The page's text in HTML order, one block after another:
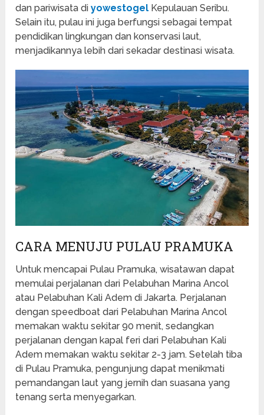
dan pariwisata diyowestogel Kepulauan Seribu.
Selain itu, pulau ini juga berfungsi sebagai tempat
pendidikan lingkungan dan konservasi laut,
menjadikannya lebih dari sekadar destinasi wisata.
CARA MENUJU PULAU PRAMUKA
Untuk mencapai Pulau Pramuka, wisatawan dapat
memulai perjalanan dari Pelabuhan Marina Ancol
atau Pelabuhan Kali Adem di Jakarta. Perjalanan
dengan speedboat dari Pelabuhan Marina Ancol
memakan waktu sekitar 90 menit, sedangkan
perjalanan dengan kapal feri dari Pelabuhan Kali
Adem memakan waktu sekitar 2-3 jam. Setelah tiba
di Pulau Pramuka, pengunjung dapat menikmati
pemandangan laut yang jernih dan suasana yang
tenang serta menyegarkan.